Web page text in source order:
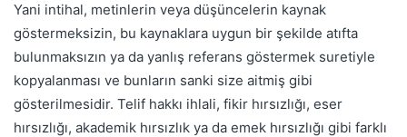
Yani intihal, metinlerin veya düşüncelerin kaynak
göstermeksizin, bu kaynaklara uygun bir şekilde atıfta
bulunmaksızın ya da yanlış referans göstermek suretiyle
kopyalanması ve bunların sanki size aitmiş gibi
gösterilmesidir. Telif hakkı ihlali, fikir hırsızlığı, eser
hırsızlığı, akademik hırsızlık ya da emek hırsızlığı gibi farklı